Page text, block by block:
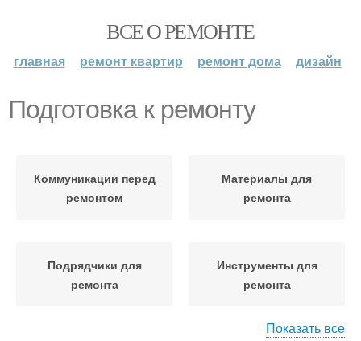
ВСЕ О РЕМОНТЕ
главная ремонт квартир ремонт дома дизайн
Подготовка к ремонту
Коммуникации перед
ремонтом
Материалы для
ремонта
Подрядчики для
ремонта
Инструменты для
ремонта
Показать все